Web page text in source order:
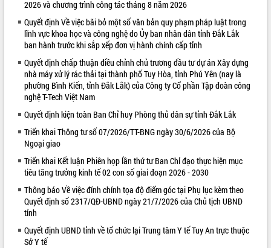
Loading the player...
Khám bệnh, cấp phát thuốc miễn phí
và tặng quà người dân xã Cư Pui
Hội nghị UBND tỉnh Đắk Lắk thường kỳ
tháng 7/2026
Lễ truy tặng danh hiệu “Bà Mẹ Việt
Nam Anh hùng” và trao Huân chương
Lao động
UBND tỉnh Đắk Lắk triển khai nhiệm
vụ 6 tháng cuối năm 2026
Kỳ họp thứ Hai, Hội đồng nhân dân
tỉnh khóa XI quyết nghị nhiều nội dung
quan trọng
Bí thư Tỉnh ủy Lương Nguyễn Minh
Triết thăm, tặng quà người có công với
cách mạng
Rà soát, hoàn thiện hệ thống thiết chế
văn hóa, thể thao đáp ứng yêu cầu
ALBUM ẢNH
LIÊN KẾT WEB
2026 và chương trình công tác tháng 8 năm 2026
Quyết định Về việc bãi bỏ một số văn bản quy phạm pháp luật trong
lĩnh vực khoa học và công nghệ do Ủy ban nhân dân tỉnh Đắk Lắk
ban hành trước khi sắp xếp đơn vị hành chính cấp tỉnh
Quyết định chấp thuận điều chỉnh chủ trương đầu tư dự án Xây dựng
nhà máy xử lý rác thải tại thành phố Tuy Hòa, tỉnh Phú Yên (nay là
phường Bình Kiến, tỉnh Đắk Lắk) của Công ty Cổ phần Tập đoàn công
nghệ T-Tech Việt Nam
Quyết định kiện toàn Ban Chỉ huy Phòng thủ dân sự tỉnh Đắk Lắk
Triển khai Thông tư số 07/2026/TT-BNG ngày 30/6/2026 của Bộ
Ngoại giao
Triển khai Kết luận Phiên họp lần thứ tư Ban Chỉ đạo thực hiện mục
tiêu tăng trưởng kinh tế 02 con số giai đoạn 2026 - 2030
Thông báo Về việc đính chính tọa độ điểm góc tại Phụ lục kèm theo
Quyết định số 2317/QĐ-UBND ngày 21/7/2026 của Chủ tịch UBND
tỉnh
Quyết định UBND tỉnh về tổ chức lại Trung tâm Y tế Tuy An trực thuộc
Sở Y tế